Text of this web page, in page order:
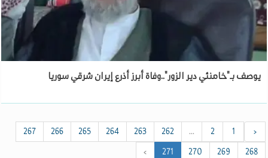
يوصف بـ"خامنئي دير الزور"..وفاة أبرز أذرع إيران شرقي سوريا
‹
1
2
...
262
263
264
265
266
267
268
269
270
271
›